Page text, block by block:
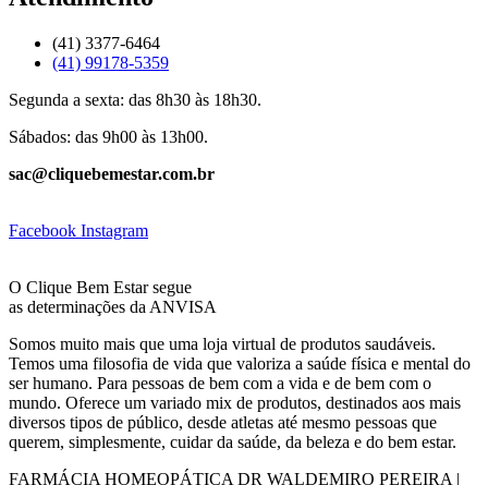
(41) 3377-6464
(41) 99178-5359
Segunda a sexta: das 8h30 às 18h30.
Sábados: das 9h00 às 13h00.
sac@cliquebemestar.com.br
Facebook Instagram
O Clique Bem Estar segue
as determinações da ANVISA
Somos muito mais que uma loja virtual de produtos saudáveis.
Temos uma filosofia de vida que valoriza a saúde física e mental do
ser humano. Para pessoas de bem com a vida e de bem com o
mundo. Oferece um variado mix de produtos, destinados aos mais
diversos tipos de público, desde atletas até mesmo pessoas que
querem, simplesmente, cuidar da saúde, da beleza e do bem estar.
FARMÁCIA HOMEOPÁTICA DR WALDEMIRO PEREIRA |